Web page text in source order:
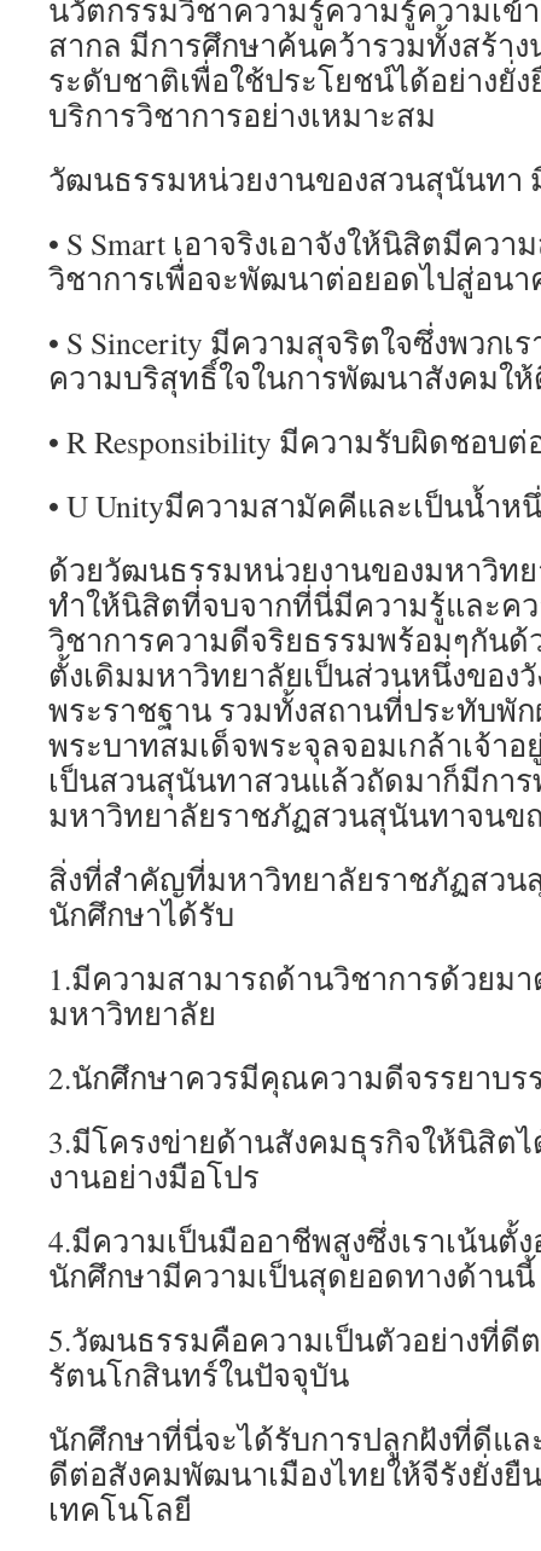
นวัตกรรมวิชาความรู้ความรู้ความเข้
สากล มีการศึกษาค้นคว้ารวมทั้งสร้า
ระดับชาติเพื่อใช้ประโยชน์ได้อย่างยั่
บริการวิชาการอย่างเหมาะสม
วัฒนธรรมหน่วยงานของสวนสุนันทา
• S Smart เอาจริงเอาจังให้นิสิตมีควา
วิชาการเพื่อจะพัฒนาต่อยอดไปสู่อน
• S Sincerity มีความสุจริตใจซึ่งพวก
ความบริสุทธิ์ใจในการพัฒนาสังคมใ
• R Responsibility มีความรับผิดชอบ
• U Unityมีความสามัคคีและเป็นน้ำห
ด้วยวัฒนธรรมหน่วยงานของมหาวิท
ทำให้นิสิตที่จบจากที่นี่มีความรู้และคว
วิชาการความดีจริยธรรมพร้อมๆกันด้
ตั้งเดิมมหาวิทยาลัยเป็นส่วนหนึ่งของ
พระราชฐาน รวมทั้งสถานที่ประทับพั
พระบาทสมเด็จพระจุลจอมเกล้าเจ้าอ
เป็นสวนสุนันทาสวนแล้วถัดมาก็มีกา
มหาวิทยาลัยราชภัฏสวนสุนันทาจน
สิ่งที่สำคัญที่มหาวิทยาลัยราชภัฏสวน
นักศึกษาได้รับ
1.มีความสามารถด้านวิชาการด้วยม
มหาวิทยาลัย
2.นักศึกษาควรมีคุณความดีจรรยาบ
3.มีโครงข่ายด้านสังคมธุรกิจให้นิสิต
งานอย่างมือโปร
4.มีความเป็นมืออาชีพสูงซึ่งเราเน้นตั้
นักศึกษามีความเป็นสุดยอดทางด้านนี้
5.วัฒนธรรมคือความเป็นตัวอย่างที่ดี
รัตนโกสินทร์ในปัจจุบัน
นักศึกษาที่นี่จะได้รับการปลูกฝังที่ดีแ
ดีต่อสังคมพัฒนาเมืองไทยให้จีรังยั่ง
เทคโนโลยี